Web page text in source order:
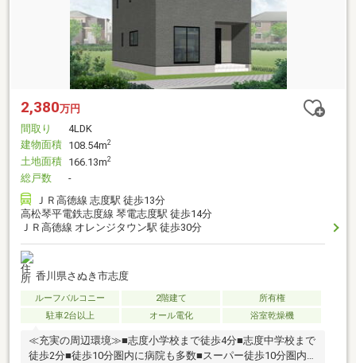
2,380万円
間取り
4LDK
建物面積 108.54m2
土地面積 166.13m2
総戸数
-
ＪＲ高徳線 志度駅 徒歩13分
高松琴平電鉄志度線 琴電志度駅 徒歩14分
ＪＲ高徳線 オレンジタウン駅 徒歩30分
香川県さぬき市志度
ルーフバルコニー 2階建て
所有権
駐車2台以上
オール電化 浴室乾燥機
≪充実の周辺環境≫■志度小学校まで徒歩4分■志度中学校まで
徒歩2分■徒歩10分圏内に病院も多数■スーパー徒歩10分圏内■